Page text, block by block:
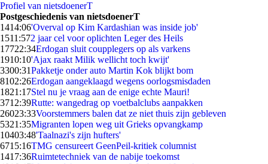
Profiel van nietsdoenerT
Postgeschiedenis van nietsdoenerT
1414:06'Overval op Kim Kardashian was inside job'
1511:572 jaar cel voor oplichten Leger des Heils
17722:34Erdogan sluit coupplegers op als varkens
1910:10'Ajax raakt Milik wellicht toch kwijt'
3300:31Pakketje onder auto Martin Kok blijkt bom
8102:26Erdogan aangeklaagd wegens oorlogsmisdaden
1821:17Stel nu je vraag aan de enige echte Mauri!
3712:39Rutte: wangedrag op voetbalclubs aanpakken
26023:33Voorstemmers balen dat ze niet thuis zijn gebleven
5321:35Migranten lopen weg uit Grieks opvangkamp
10403:48'Taalnazi's zijn hufters'
6715:16TMG censureert GeenPeil-kritiek columnist
1417:36Ruimtetechniek van de nabije toekomst